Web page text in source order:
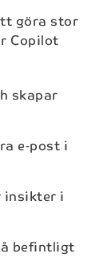
göra stor
Copilot
skapar
e‑post i
insikter i
befintligt